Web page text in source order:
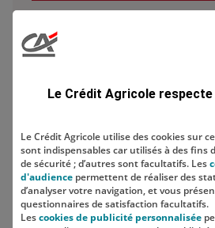
Localisation
Le Crédit Agricole
Le Crédit Agricole utilise des cookies sur
sont indispensables car utilisés à des fins
de sécurité ; d’autres sont facultatifs. Les
d'audience permettent de réaliser des
d’analyser votre navigation, et vous
questionnaires de satisfaction facultatifs.
Lescookies de publicité personnalisée